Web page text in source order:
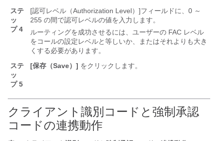
ステ
ッ
プ 4
[認可レベル（Authorization Level）]フィールドに、0 ～
255 の間で認可レベルの値を入力します。
ルーティングを成功させるには、ユーザーの FAC レベル
をコールの設定レベルと等しいか、またはそれよりも大き
くする必要があります。
ステ
ッ
プ 5
[保存（Save）] をクリックします。
クライアント識別コードと強制承認
コードの連携動作